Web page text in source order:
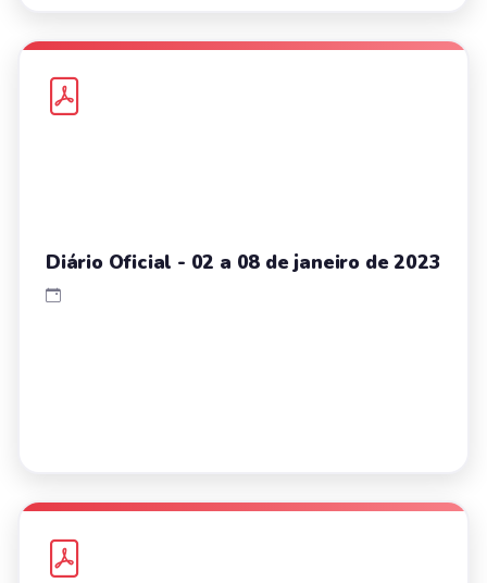
Diário Oficial - 02 a 08 de janeiro de 2023